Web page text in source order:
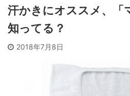
汗かきにオススメ、「
知ってる？
2018年7月8日